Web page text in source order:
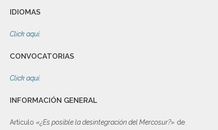
IDIOMAS
Click aquí.
CONVOCATORIAS
Click aquí.
INFORMACIÓN GENERAL
Artículo «¿Es posible la desintegración del Mercosur?» de